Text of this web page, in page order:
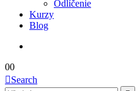
Odlíčenie
Kurzy
Blog
00
Search